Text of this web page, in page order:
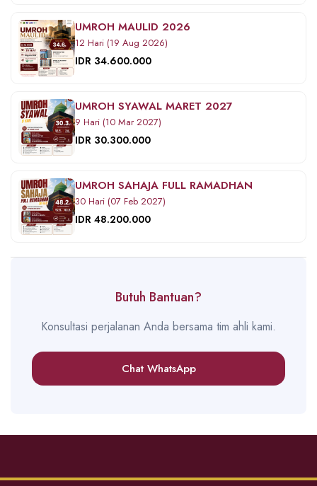
UMROH MAULID 2026
12 Hari (19 Aug 2026)
IDR 34.600.000
UMROH SYAWAL MARET 2027
9 Hari (10 Mar 2027)
IDR 30.300.000
UMROH SAHAJA FULL RAMADHAN
30 Hari (07 Feb 2027)
IDR 48.200.000
Butuh Bantuan?
Konsultasi perjalanan Anda bersama tim ahli kami.
Chat WhatsApp